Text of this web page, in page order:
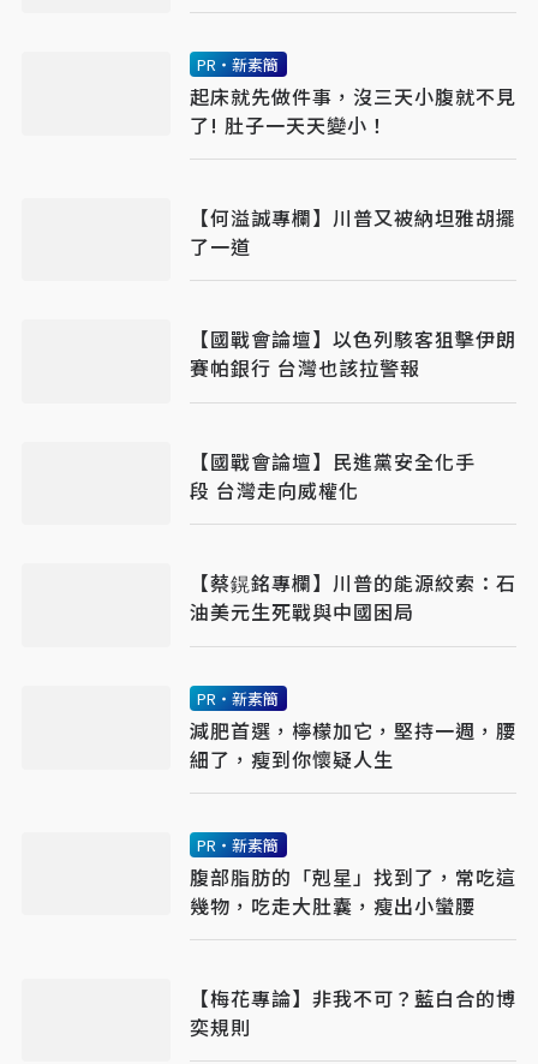
PR・新素簡
起床就先做件事，沒三天小腹就不見
了! 肚子一天天變小！
【何溢誠專欄】川普又被納坦雅胡擺
了一道
【國戰會論壇】以色列駭客狙擊伊朗
賽帕銀行 台灣也該拉警報
【國戰會論壇】民進黨安全化手
段 台灣走向威權化
【蔡鎤銘專欄】川普的能源絞索：石
油美元生死戰與中國困局
PR・新素簡
減肥首選，檸檬加它，堅持一週，腰
細了，瘦到你懷疑人生
PR・新素簡
腹部脂肪的「剋星」找到了，常吃這
幾物，吃走大肚囊，瘦出小蠻腰
【梅花專論】非我不可？藍白合的博
奕規則